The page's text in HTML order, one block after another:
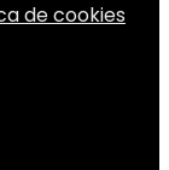
de cookies